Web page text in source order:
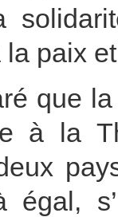
la paix
que
à la
égal,